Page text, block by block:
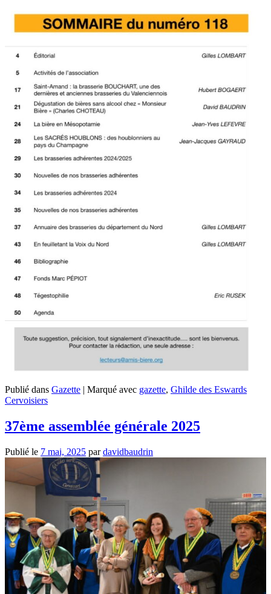
Publié dans Gazette | Marqué avec gazette, Ghilde des Eswards
Cervoisiers
37ème assemblée générale 2025
Publié le 7 mai, 2025 pardavidbaudrin